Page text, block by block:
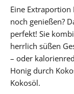
Eine
noch genießen?
perfekt! Sie
herrlich süßen
– oder
Honig durch
Kokosöl.